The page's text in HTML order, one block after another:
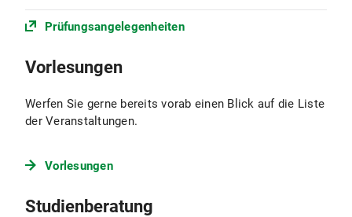
Prüfungsangelegenheiten
Vorlesungen
Werfen Sie gerne bereits vorab einen Blick auf die Liste
der Veranstaltungen.
Vorlesungen
Studienberatung